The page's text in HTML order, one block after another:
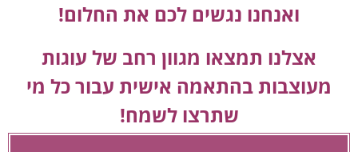
ואנחנו נגשים לכם את החלום!
אצלנו תמצאו מגוון רחב של עוגות
מעוצבות בהתאמה אישית עבור כל מי
שתרצו לשמח!